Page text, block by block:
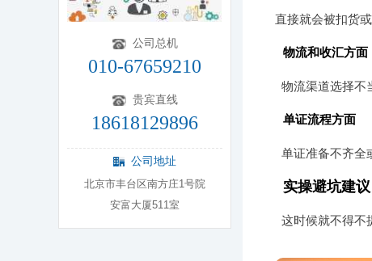
公司总机
010-67659210
贵宾直线
18618129896
公司地址
北京市丰台区南方庄1号院
安富大厦511室
直接就会被扣货或
物流和收汇方面
物流渠道选择不
单证流程方面
单证准备不齐全
实操避坑建议
这时候就不得不